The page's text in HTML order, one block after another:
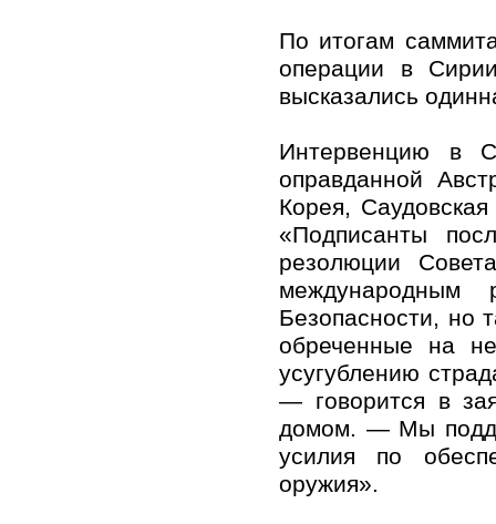
По итогам
операции в
высказались
Интервенцию в
оправданной
Корея,
«Подписанты
резолюции
международным
Безопасности, но
обреченные на
усугублению
— говорится в
домом. — Мы
усилия по
оружия».